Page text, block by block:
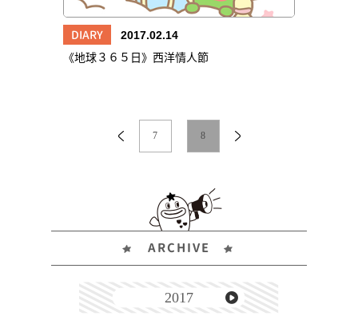
DIARY 2017.02.14
《地球３６５日》西洋情人節
7 8
ARCHIVE
2017